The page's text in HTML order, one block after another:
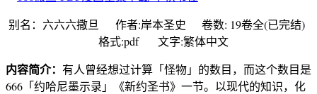
别名：六六六撒旦 作者:岸本圣史 卷数: 19卷全(已完结)
格式:pdf 文字:繁体中文
内容简介： 有人曾经想过计算「怪物」的数目，而这个数目是
666「约哈尼墨示录」《新约圣书》一节。以现代的知识，化